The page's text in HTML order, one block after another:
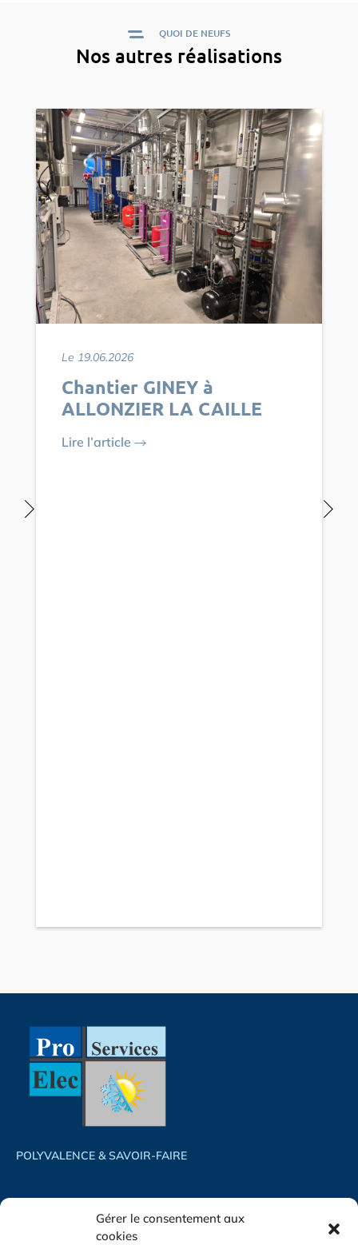
Gérer le consentement aux
cookies
QUOI DE NEUFS
Nos autres réalisations
Le 19.06.2026
Chantier GINEY à
ALLONZIER LA CAILLE
Lire l’article
POLYVALENCE & SAVOIR-FAIRE